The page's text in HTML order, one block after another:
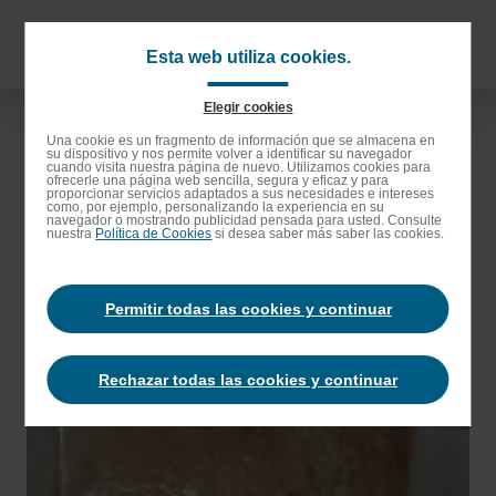
Esta web utiliza cookies.
Elegir cookies
Una cookie es un fragmento de información que se almacena en
su dispositivo y nos permite volver a identificar su navegador
cuando visita nuestra página de nuevo. Utilizamos cookies para
ofrecerle una página web sencilla, segura y eficaz y para
proporcionar servicios adaptados a sus necesidades e intereses
como, por ejemplo, personalizando la experiencia en su
navegador o mostrando publicidad pensada para usted. Consulte
nuestra Política de Cookies si desea saber más saber las cookies.
Permitir todas las cookies y continuar
Rechazar todas las cookies y continuar